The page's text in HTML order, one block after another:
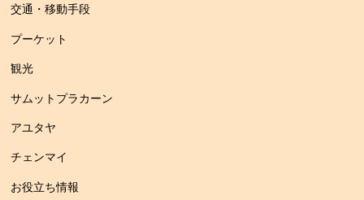
交通・移動手段
プーケット
観光
サムットプラカーン
アユタヤ
チェンマイ
お役立ち情報